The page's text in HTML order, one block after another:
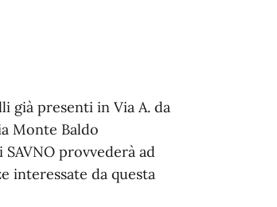
già presenti in Via A. da
Monte Baldo
provvederà ad
interessate da questa